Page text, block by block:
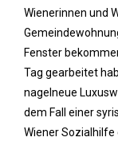
Wienerinnen und
Fenster
Tag gearbeitet
nagelneue
dem Fall einer
Wiener Sozialhilfe